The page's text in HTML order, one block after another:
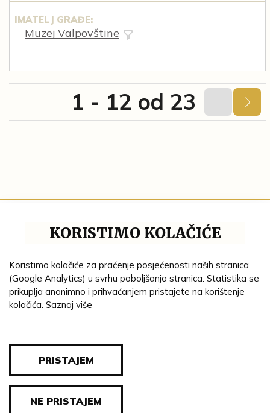
IMATELJ GRAĐE:
Muzej Valpovštine
1 - 12 od 23
Impresum
Ustanove
Lenta vremena
Genealogija
KORISTIMO KOLAČIĆE
Koristimo kolačiće za praćenje posjećenosti naših stranica
(Google Analytics) u svrhu poboljšanja stranica. Statistika se
prikuplja anonimno i prihvaćanjem pristajete na korištenje
kolačića. Saznaj više
PRISTAJEM
NE PRISTAJEM